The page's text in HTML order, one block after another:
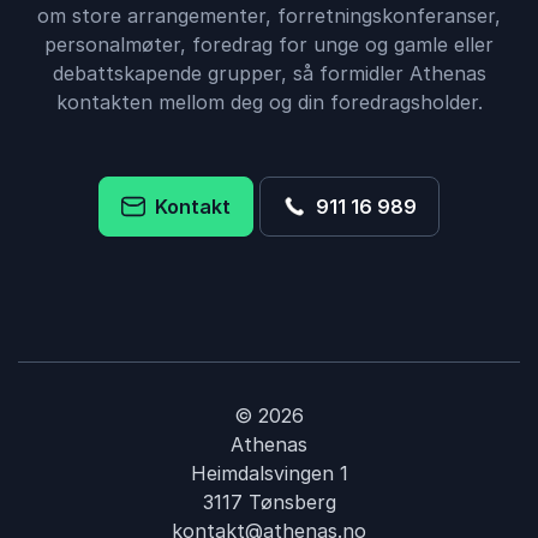
om store arrangementer, forretningskonferanser,
personalmøter, foredrag for unge og gamle eller
debattskapende grupper, så formidler Athenas
kontakten mellom deg og din foredragsholder.
Kontakt 911 16 989
© 2026
Athenas
Heimdalsvingen 1
3117 Tønsberg
kontakt@athenas.no